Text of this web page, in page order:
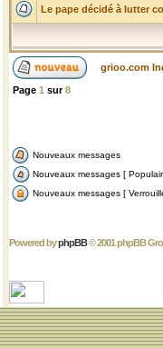
Le pape décidé à lutter
grioo.com
Page 1 sur8
Nouveaux messages
Nouveaux messages [
Nouveaux messages [
Powered byphpBB© 2001 phpBB